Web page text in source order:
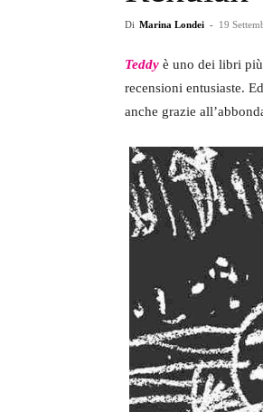
Di Marina Londei - 19
Teddy è uno dei libri
recensioni entusiaste.
anche grazie